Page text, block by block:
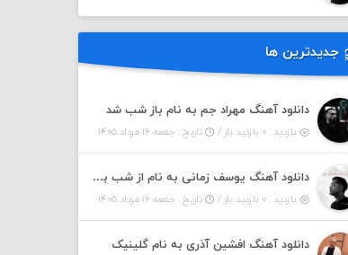
جدیدترین ها
دانلود آهنگ مهراد جم به نام باز شب شد
بازدید : ۰ بازدید بار / تاریخ : جمعه ۱۶ مرداد ۱۴۰۵
دانلود آهنگ یوسف زمانی به نام از شب بپرسید
بازدید : ۰ بازدید بار / تاریخ : جمعه ۱۶ مرداد ۱۴۰۵
دانلود آهنگ افشین آذری به نام گلینیک